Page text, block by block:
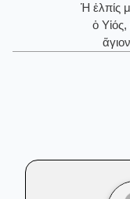
Ἡ ἐλπίς
ὁ